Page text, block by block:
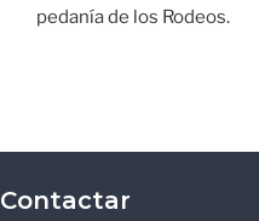
pedanía de los Rodeos.
Contactar